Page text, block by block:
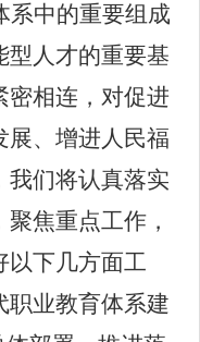
系中的重要组成
型人才的重要基
密相连，对促进
展、增进人民福
我们将认真落实
焦重点工作，
以下几方面工
职业教育体系建